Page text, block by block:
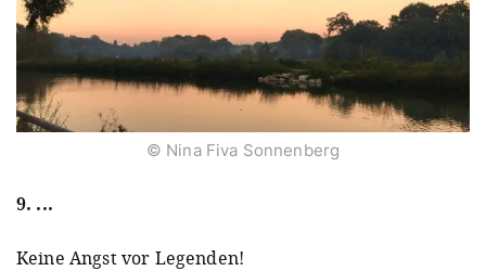
© Nina Fiva Sonnenberg
9. ...
Keine Angst vor Legenden!